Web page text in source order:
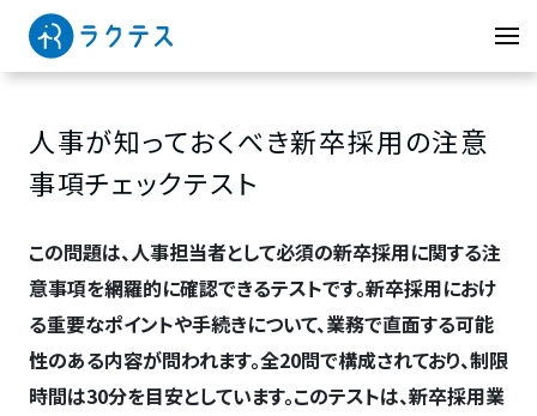
人事が知っておくべき新卒採用の注意
事項チェックテスト
この問題は、人事担当者として必須の新卒採用に関する注
意事項を網羅的に確認できるテストです。新卒採用におけ
る重要なポイントや手続きについて、業務で直面する可能
性のある内容が問われます。全20問で構成されており、制限
時間は30分を目安としています。このテストは、新卒採用業